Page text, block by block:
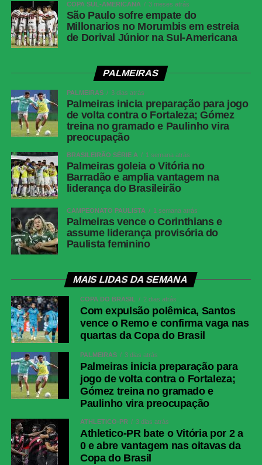
COPA SUL-AMERICANA 3 meses atrás
São Paulo sofre empate do
Millonarios no Morumbis em estreia
de Dorival Júnior na Sul-Americana
PALMEIRAS
PALMEIRAS 3 dias atrás
Palmeiras inicia preparação para jogo
de volta contra o Fortaleza; Gómez
treina no gramado e Paulinho vira
preocupação
BRASILEIRÃO SÉRIE A 1 semana atrás
Palmeiras goleia o Vitória no
Barradão e amplia vantagem na
liderança do Brasileirão
CAMPEONATO PAULISTA 1 semana atrás
Palmeiras vence o Corinthians e
assume liderança provisória do
Paulista feminino
MAIS LIDAS DA SEMANA
COPA DO BRASIL 2 dias atrás
Com expulsão polêmica, Santos
vence o Remo e confirma vaga nas
quartas da Copa do Brasil
PALMEIRAS 3 dias atrás
Palmeiras inicia preparação para
jogo de volta contra o Fortaleza;
Gómez treina no gramado e
Paulinho vira preocupação
ATHLETICO-PR 3 dias atrás
Athletico-PR bate o Vitória por 2 a
0 e abre vantagem nas oitavas da
Copa do Brasil